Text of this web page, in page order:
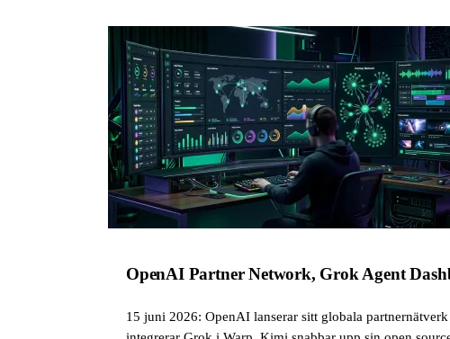
OpenAI Partner Network, Grok Agent
15 juni 2026: OpenAI lanserar sitt globala